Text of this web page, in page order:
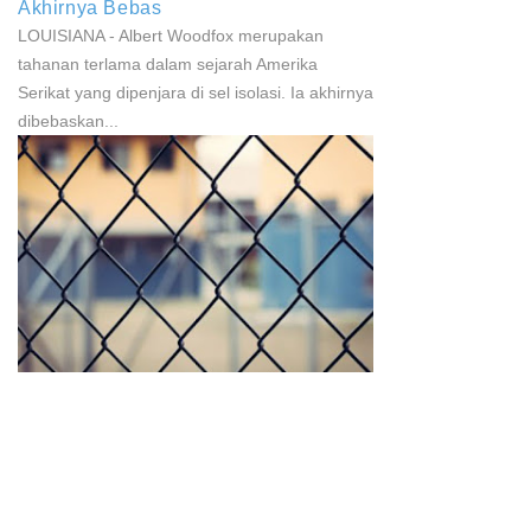
Akhirnya Bebas
LOUISIANA - Albert Woodfox merupakan
tahanan terlama dalam sejarah Amerika
Serikat yang dipenjara di sel isolasi. Ia akhirnya
dibebaskan...